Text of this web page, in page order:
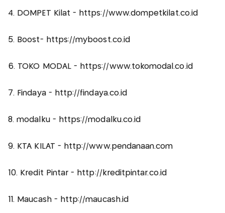
4. DOMPET Kilat - https://www.dompetkilat.co.id
5. Boost- https://myboost.co.id
6. TOKO MODAL - https://www.tokomodal.co.id
7. Findaya - http://findaya.co.id
8. modalku - https://modalku.co.id
9. KTA KILAT - http://www.pendanaan.com
10. Kredit Pintar - http://kreditpintar.co.id
11. Maucash - http://maucash.id